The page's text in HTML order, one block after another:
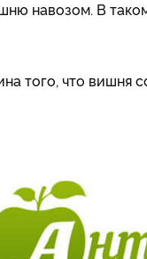
навозом. В
того, что вишня